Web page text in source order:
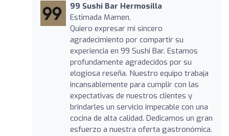
99 Sushi Bar Hermosilla
Estimada Mamen,
Quiero expresar mi sincero
agradecimiento por compartir su
experiencia en 99 Sushi Bar. Estamos
profundamente agradecidos por su
elogiosa reseña. Nuestro equipo trabaja
incansablemente para cumplir con las
expectativas de nuestros clientes y
brindarles un servicio impecable con una
cocina de alta calidad. Dedicamos un gran
esfuerzo a nuestra oferta gastronómica.